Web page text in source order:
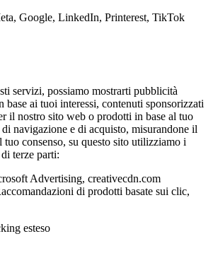
Google, LinkedIn, Printerest, TikTok
servizi, possiamo mostrarti pubblicità
base ai tuoi interessi, contenuti sponsorizzati
il nostro sito web o prodotti in base al tuo
navigazione e di acquisto, misurandone il
tuo consenso, su questo sito utilizziamo i
terze parti:
Advertising, creativecdn.com
di prodotti basate sui clic,
esteso